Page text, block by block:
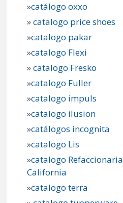
»catálogo oxxo
»catalogo price shoes
»catalogo pakar
»catalogo Flexi
»catalogo Fresko
»catalogo Fuller
»catalogo impuls
»catalogo ilusion
»catálogos incognita
»catalogo Lis
»catalogo Refaccionaria
California
»catalogo terra